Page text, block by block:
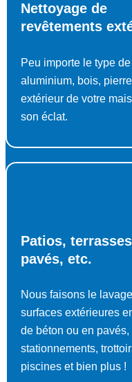
Nettoyage de
revêtements
Peu importe le type
aluminium, bois,
extérieur de votre
son éclat.
Patios,
pavés, etc.
Nous faisons le
surfaces extérieures
de béton ou en
stationnements,
piscines et bien plus !